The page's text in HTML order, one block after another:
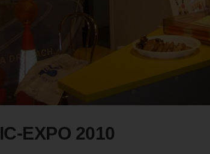
EXPO 2010